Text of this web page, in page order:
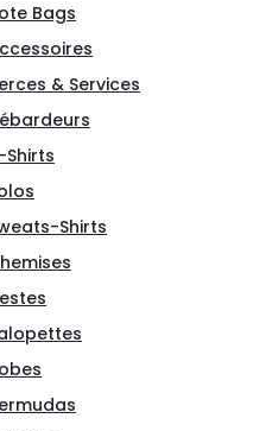
Bags
& Services
Shirts
Shirts